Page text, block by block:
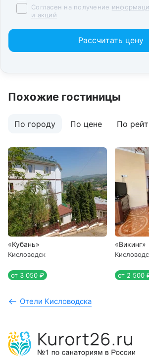
Согласен на получение
и акций
Рассчитать цену
Похожие гостиницы
По городу По цене По
«Кубань»
Кисловодск
от 3 050 ₽
«Викинг»
от 2 500
Отели Кисловодска